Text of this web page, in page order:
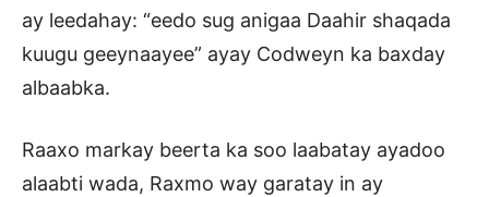
ay leedahay: “eedo sug anigaa Daahir shaqada
kuugu geeynaayee” ayay Codweyn ka baxday
albaabka.
Raaxo markay beerta ka soo laabatay ayadoo
alaabti wada, Raxmo way garatay in ay